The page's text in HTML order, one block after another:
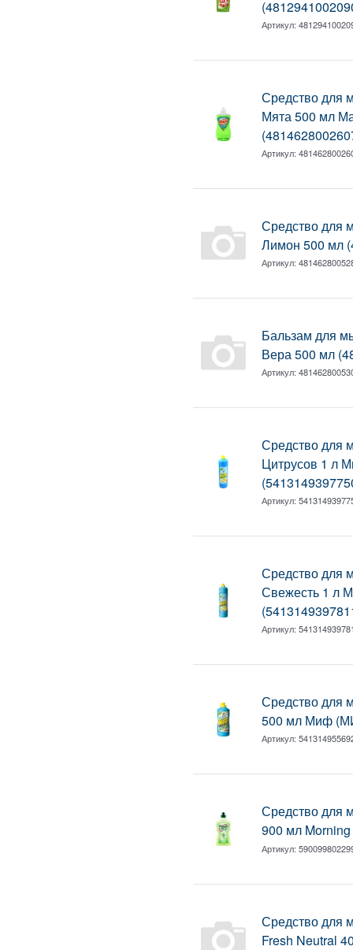
Артикул:
Средство для
Мята 500 мл
Артикул:
Средство для
Лимон 500 мл
Артикул:
Бальзам для
Вера 500 мл
Артикул:
Средство для
Цитрусов 1 л
Артикул:
Средство для
Свежесть 1 л
Артикул:
Средство для
500 мл Миф
Артикул:
Средство для
900 мл
Артикул:
Средство для
Fresh Neutral